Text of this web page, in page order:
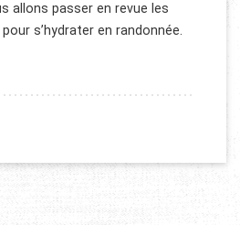
allons passer en revue les
s’hydrater en randonnée.
S’HYDRATER EN RANDONNÉE POUR